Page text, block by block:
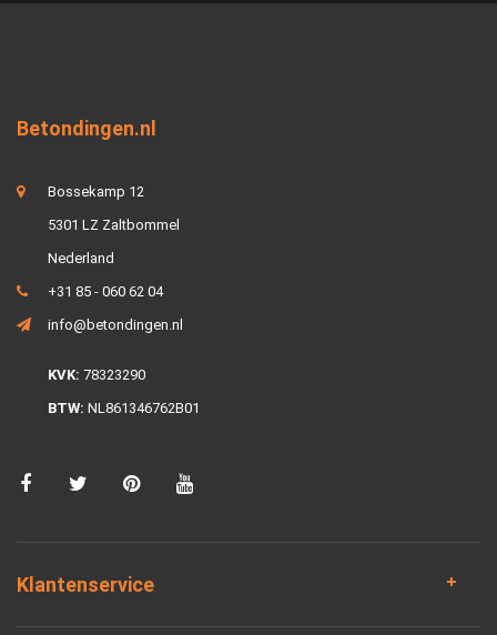
Betondingen.nl
Bossekamp 12
5301 LZ Zaltbommel
Nederland
+31 85 - 060 62 04
info@betondingen.nl
KVK: 78323290
BTW: NL861346762B01
Klantenservice